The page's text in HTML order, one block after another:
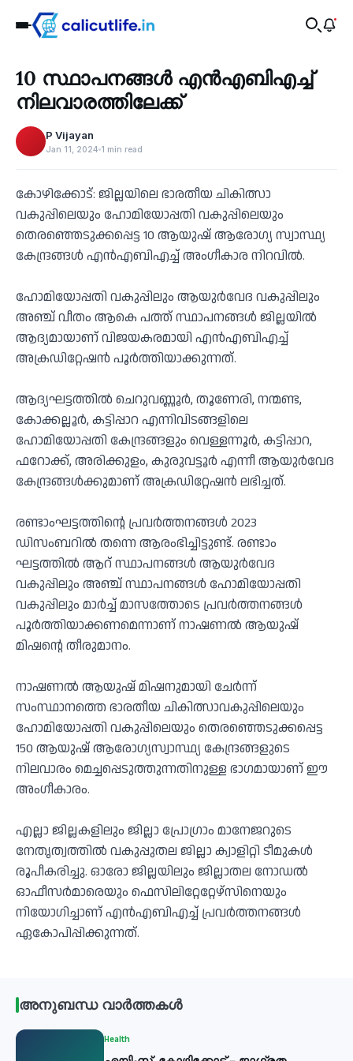
‹
Health
10 സ്ഥാപനങ്ങൾ എൻഎബിഎച്ച്
നിലവാരത്തിലേക്ക്
P Vijayan
Jan 11, 2024 1 min read
കോഴിക്കോട്: ജില്ലയിലെ ഭാരതീയ ചികിത്സാ
വകുപ്പിലെയും ഹോമിയോപ്പതി വകുപ്പിലെയും
തെരഞ്ഞെടുക്കപ്പെട്ട 10 ആയുഷ് ആരോഗ്യ സ്വാസ്ഥ്യ
കേന്ദ്രങ്ങൾ എൻഎബിഎച്ച് അംഗീകാര നിറവിൽ.
ഹോമിയോപ്പതി വകുപ്പിലും ആയുർവേദ വകുപ്പിലും
അഞ്ച് വീതം ആകെ പത്ത് സ്ഥാപനങ്ങൾ ജില്ലയിൽ
ആദ്യമായാണ് വിജയകരമായി എൻഎബിഎച്ച്
അക്രഡിറ്റേഷൻ പൂർത്തിയാക്കുന്നത്.
ആദ്യഘട്ടത്തിൽ ചെറുവണ്ണൂ‍ർ, തൂണേരി, നന്മണ്ട,
കോക്കല്ലൂർ, കട്ടിപ്പാറ എന്നിവിടങ്ങളിലെ
ഹോമിയോപ്പതി കേന്ദ്രങ്ങളും വെള്ളന്നൂർ, കട്ടിപ്പാറ,
ഫറോക്ക്, അരിക്കുളം, കുരുവട്ടൂർ എന്നീ ആയുർവേദ
കേന്ദ്രങ്ങൾക്കുമാണ് അക്രഡിറ്റേഷൻ ലഭിച്ചത്.
രണ്ടാംഘട്ടത്തിന്റെ പ്രവർത്തനങ്ങൾ 2023
ഡിസംബറിൽ തന്നെ ആരംഭിച്ചിട്ടുണ്ട്. രണ്ടാം
ഘട്ടത്തിൽ ആറ് സ്ഥാപനങ്ങൾ ആയുർവേദ
വകുപ്പിലും അഞ്ച് സ്ഥാപനങ്ങൾ ഹോമിയോപ്പതി
വകുപ്പിലും മാർച്ച്‌ മാസത്തോടെ പ്രവർത്തനങ്ങൾ
പൂർത്തിയാക്കണമെന്നാണ് നാഷണൽ ആയുഷ്
മിഷന്റെ തീരുമാനം.
നാഷണൽ ആയുഷ് മിഷനുമായി ചേർന്ന്
സംസ്ഥാനത്തെ ഭാരതീയ ചികിത്സാവകുപ്പിലെയും
ഹോമിയോപ്പതി വകുപ്പിലെയും തെരഞ്ഞെടുക്കപ്പെട്ട
150 ആയുഷ് ആരോഗ്യസ്വാസ്ഥ്യ കേന്ദ്രങ്ങളുടെ
നിലവാരം മെച്ചപ്പെടുത്തുന്നതിനുള്ള ഭാഗമായാണ് ഈ
അംഗീകാരം.
എല്ലാ ജില്ലകളിലും ജില്ലാ പ്രോഗ്രാം മാനേജറുടെ
നേതൃത്വത്തിൽ വകുപ്പുതല ജില്ലാ ക്വാളിറ്റി ടീമുകൾ
രൂപീകരിച്ചു. ഓരോ ജില്ലയിലും ജില്ലാതല നോഡൽ
ഓഫീസർമാരെയും ഫെസിലിറ്റേറ്റേഴ്സിനെയും
നിയോഗിച്ചാണ് എൻഎബിഎച്ച് പ്രവർത്തനങ്ങൾ
ഏകോപിപ്പിക്കുന്നത്.
അനുബന്ധ വാർത്തകൾ
Health